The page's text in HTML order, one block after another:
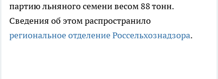
партию льняного семени весом 88 тонн.
Сведения об этом распространило
региональное отделение Россельхознадзора.